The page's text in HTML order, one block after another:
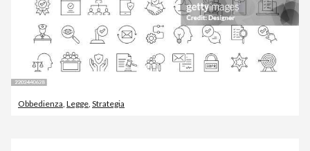
Obbedienza, Legge, Strategia